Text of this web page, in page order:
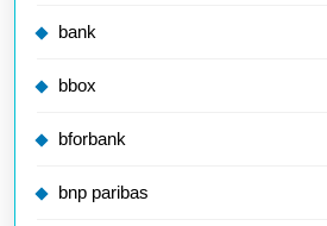
bank
bbox
bforbank
bnp paribas